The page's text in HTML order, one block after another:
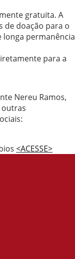
gratuita. A
de doação para o
longa permanência
para a
Nereu Ramos,
outras
<ACESSE>